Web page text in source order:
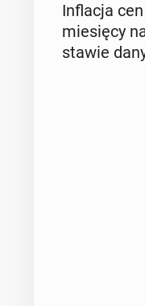
In­fla­cja
mie­się­cy
sta­wie